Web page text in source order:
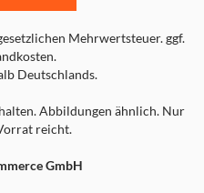
Mehrwertsteuer. ggf.
Deutschlands.
Abbildungen ähnlich. Nur
reicht.
GmbH